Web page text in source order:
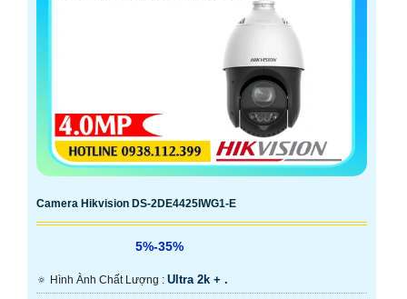
Camera Hikvision DS-2DE4425IWG1-E
5%-35%
🔅 Hình Ành Chất Lượng : Ultra 2k + .